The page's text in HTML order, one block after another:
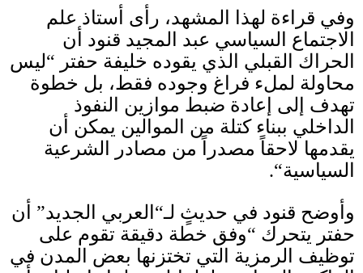
وفي قراءة لهذا المشهد، رأى أستاذ علم
الاجتماع السياسي عبد المجيد قنود أن
الحراك القبلي الذي يقوده خليفة حفتر “ليس
محاولة لملء فراغ وجوده فقط، بل خطوة
تهدف إلى إعادة ضبط موازين النفوذ
الداخلي ببناء كتلة من الموالين يمكن أن
يقدمها لاحقاً مصدراً من مصادر الشرعية
السياسية“.
وأوضح قنود في حديثٍ لـ“ العربي الجديد”
أن
حفتر يتحرك “وفق خطة دقيقة تقوم على
توظيف الرمزية التي تختزنها بعض المدن في